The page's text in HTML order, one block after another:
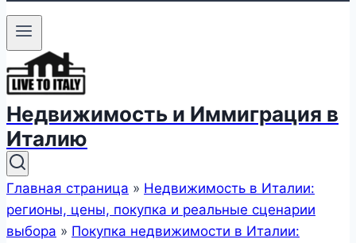
Недвижимость и Иммиграция в
Италию
Главная страница » Недвижимость в Италии:
регионы, цены, покупка и реальные сценарии
выбора » Покупка недвижимости в Италии: